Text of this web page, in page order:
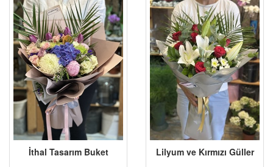
İthal Tasarım Buket Lilyum ve Kırmızı Güller